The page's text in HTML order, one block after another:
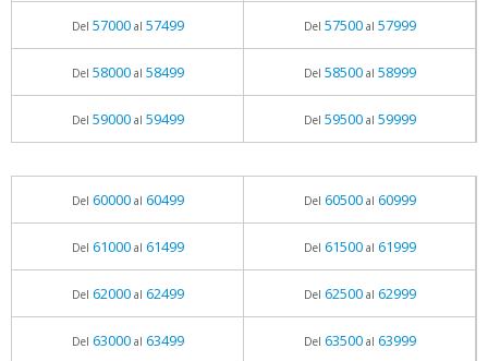
Del 57000al 57499 Del 57500al 57999
Del 58000al 58499 Del 58500al 58999
Del 59000al 59499 Del 59500al 59999
Del 60000al 60499 Del 60500al 60999
Del 61000al 61499 Del 61500al 61999
Del 62000al 62499 Del 62500al 62999
Del 63000al 63499 Del 63500al 63999